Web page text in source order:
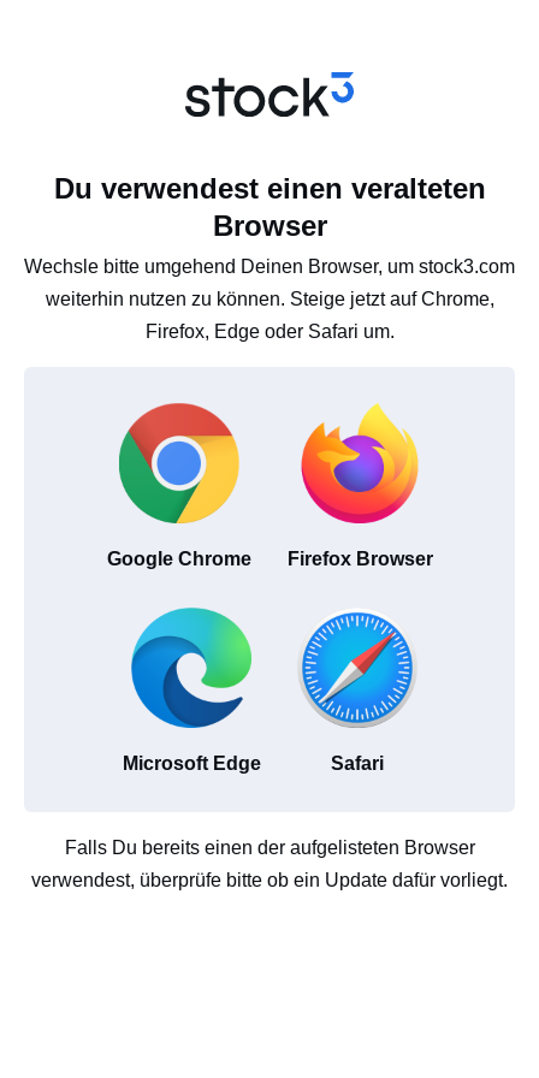
Du verwendest einen veralteten
Browser
Wechsle bitte umgehend Deinen Browser, um stock3.com
weiterhin nutzen zu können. Steige jetzt auf Chrome,
Firefox, Edge oder Safari um.
Google Chrome Firefox Browser
Microsoft Edge Safari
Falls Du bereits einen der aufgelisteten Browser
verwendest, überprüfe bitte ob ein Update dafür vorliegt.